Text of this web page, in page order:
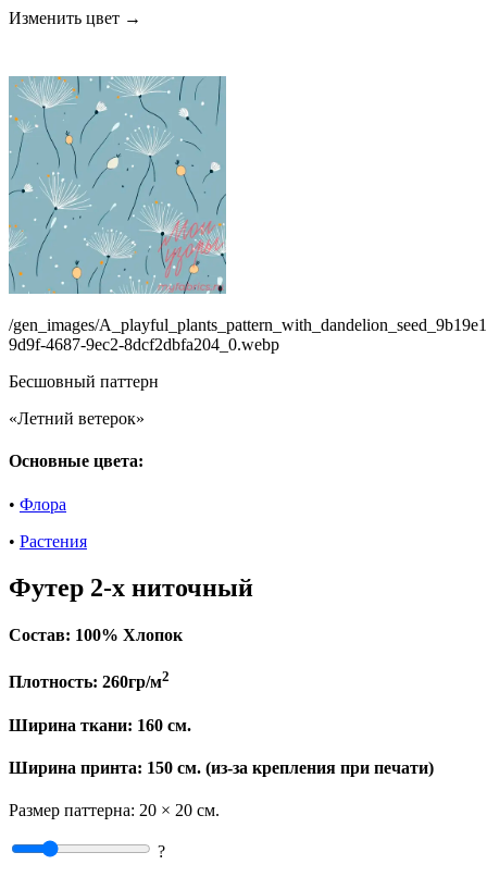
Изменить цвет →
/gen_images/
9d9f-4687-9ec2-8dcf2dbfa204_0.webp
Бесшовный паттерн
«Летний ветерок»
Основные цвета:
• Флора
• Растения
Футер 2-х ниточный
Состав: 100% Хлопок
Плотность: 260гр/м2
Ширина ткани: 160 см.
Ширина принта: 150 см. (из-за крепления при печати)
Размер паттерна: 20 × 20 см.
?